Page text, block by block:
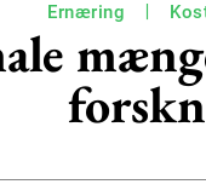
Ernæring